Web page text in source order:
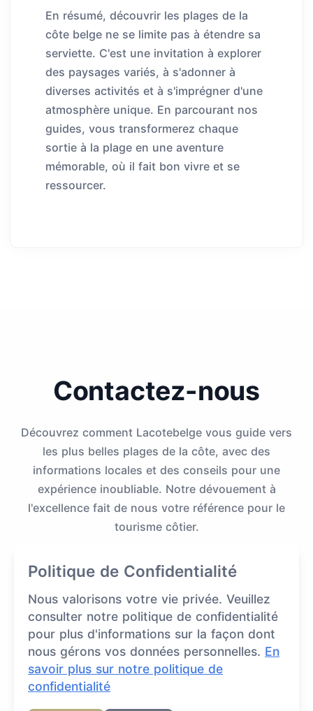
En résumé, découvrir les plages de la
côte belge ne se limite pas à étendre sa
serviette. C'est une invitation à explorer
des paysages variés, à s'adonner à
diverses activités et à s'imprégner d'une
atmosphère unique. En parcourant nos
guides, vous transformerez chaque
sortie à la plage en une aventure
mémorable, où il fait bon vivre et se
ressourcer.
Contactez-nous
Découvrez comment Lacotebelge vous guide vers
les plus belles plages de la côte, avec des
informations locales et des conseils pour une
expérience inoubliable. Notre dévouement à
l'excellence fait de nous votre référence pour le
tourisme côtier.
746 Rue de l'Elysée, Appartement 61, 75008 Paris,
Politique de Confidentialité
Nous valorisons votre vie privée. Veuillez
consulter notre politique de confidentialité
pour plus d'informations sur la façon dont
nous gérons vos données personnelles. En
savoir plus sur notre politique de
confidentialité